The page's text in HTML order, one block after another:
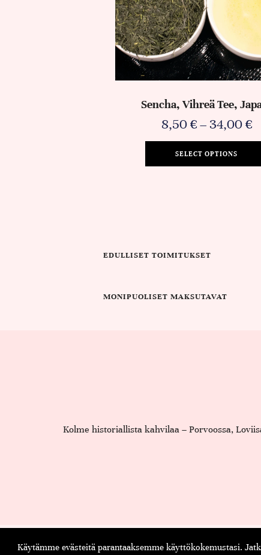
Sencha, Vihreä Tee,
8,50€ – 34,00€
SELECT OPTIONS
EDULLISET TOIMITUKSET
MONIPUOLISET MAKSUTAVAT
Kolme historiallista kahvilaa – Porvoossa,
Käytämme evästeitä parantaaksemme käyttökokemustasi.